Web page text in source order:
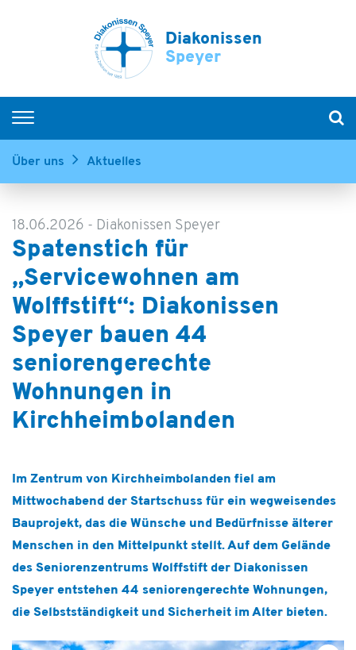
Diakonissen
Speyer
Krankenhäuser
Senioren
Menschen mit Behinderung
Kinder & Jugendliche
Hospiz & Palliative Care
Ausbildung & Karriere
Über uns
Über uns Aktuelles
18.06.2026 - Diakonissen Speyer
Spatenstich für
„Servicewohnen am
Wolffstift“: Diakonissen
Speyer bauen 44
seniorengerechte
Wohnungen in
Kirchheimbolanden
Im Zentrum von Kirchheimbolanden fiel am
Mittwochabend der Startschuss für ein wegweisendes
Bauprojekt, das die Wünsche und Bedürfnisse älterer
Menschen in den Mittelpunkt stellt. Auf dem Gelände
des Seniorenzentrums Wolffstift der Diakonissen
Speyer entstehen 44 seniorengerechte Wohnungen,
die Selbstständigkeit und Sicherheit im Alter bieten.